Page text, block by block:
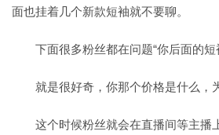
面也挂着几个新款短袖就不要聊。
下面很多粉丝都在问题“你后面的短
就是很好奇，你那个价格是什么，为
这个时候粉丝就会在直播间等主播